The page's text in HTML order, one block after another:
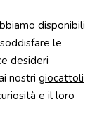
disponibili
le
desideri
nostri giocattoli
e il loro